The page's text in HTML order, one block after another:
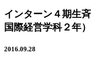
インターン４期生
国際経営学科２年
2016.09.28